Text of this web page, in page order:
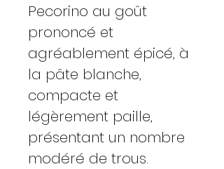
Pecorino au goût
prononcé et
agréablement épicé, à
la pâte blanche,
compacte et
légèrement paille,
présentant un nombre
modéré de trous.